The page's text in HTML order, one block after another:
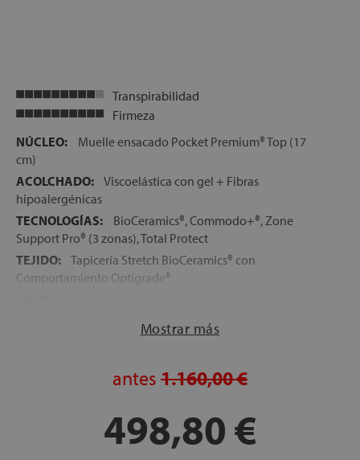
Transpirabilidad
Firmeza
NÚCLEO:
Muelle ensacado Pocket Premium® Top (17
cm)
ACOLCHADO: Viscoelástica con gel + Fibras
hipoalergénicas
TECNOLOGÍAS:
BioCeramics®, Commodo+®, Zone
Support Pro® (3 zonas), Total Protect
TEJIDO: Tapicería Stretch BioCeramics® con
Comportamiento Optigrade®
Pocket Premium® Top
HIPOALERGÉNICO:
Sí
TRANSPIRABILIDAD:
Alta
Mostrar más
antes 1.160,00 €
498,80 €